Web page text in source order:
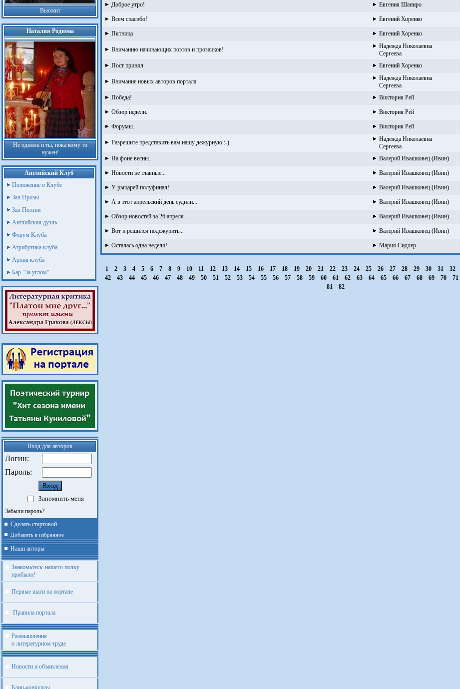
Вьюжит
Наталия Роднова
Не одинок и ты, пока кому то
нужен!
Английский Клуб
Положение о Клубе
Зал Прозы
Зал Поэзии
Английская дуэль
Форум Клуба
Атрибутика клуба
Архив клуба
Бар "За углом"
Вход для авторов
Логин:
Пароль:
Запомнить меня
Забыли пароль?
Сделать стартовой
Добавить в избранное
Наши авторы
Знакомьтесь: нашего полку
прибыло!
Первые шаги на портале
Правила портала
Размышления
о литературном труде
Новости и объявления
Блиц-конкурсы
Доброе утро! Евгения Шапиро
Всем спасибо! Евгений Хоренко
Пятница Евгений Хоренко
Вниманию начинающих поэтов и прозаиков!
Надежда Николаевна
Сергеева
Пост принял. Евгений Хоренко
Внимание новых авторов портала
Надежда Николаевна
Сергеева
Победа! Виктория Рей
Обзор недели. Виктория Рей
Форумы. Виктория Рей
Разрешите представить вам нашу дежурную :-)
Надежда Николаевна
Сергеева
На фоне весны. Валерий Ивашковец (Ивин)
Новости не главные... Валерий Ивашковец (Ивин)
У рыцарей полуфинал! Валерий Ивашковец (Ивин)
А в этот апрельский день судили... Валерий Ивашковец (Ивин)
Обзор новостей за 26 апреля. Валерий Ивашковец (Ивин)
Вот и решился подежурить... Валерий Ивашковец (Ивин)
Осталась одна неделя! Мария Сидлер
1 2 3 4 5 6 7 8 9 10 11 12 13 14 15 16 17 18 19 20 21 22 23 24 25 26 27 28 29 30 31 32
42
43 44 45 46 47 48 49 50 51 52 53 54 55 56 57 58 59 60 61 62 63 64 65 66 67 68 69 70 71
81
82